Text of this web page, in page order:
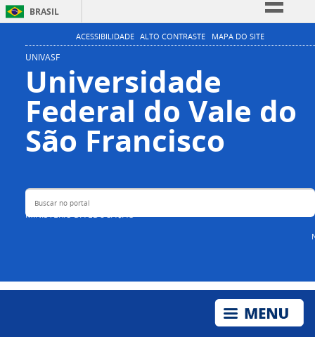
BRASIL
Simplifique!
Participe
Acesso à informação
Legislação
Canais
ACESSIBILIDADE ALTO CONTRASTE MAPA DO SITE
UNIVASF
Universidade
Federal do Vale do
São Francisco
MINISTÉRIO DA EDUCAÇÃO
Buscar no portal